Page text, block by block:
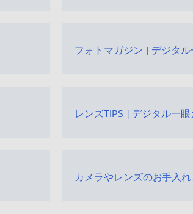
フォトマガジン | デジタ
レンズTIPS | デジタル一
カメラやレンズのお手入